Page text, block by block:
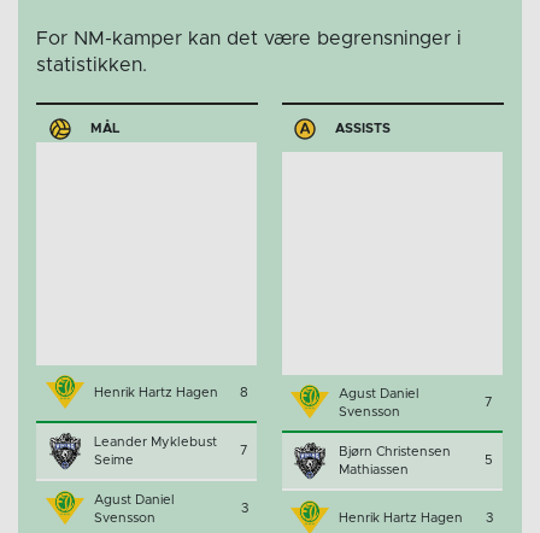
For NM-kamper kan det være begrensninger i
statistikken.
MÅL
Henrik Hartz Hagen 8
Leander Myklebust
Seime
7
Agust Daniel
Svensson
3
ASSISTS
Agust Daniel
Svensson
7
Bjørn Christensen
Mathiassen
5
Henrik Hartz Hagen 3